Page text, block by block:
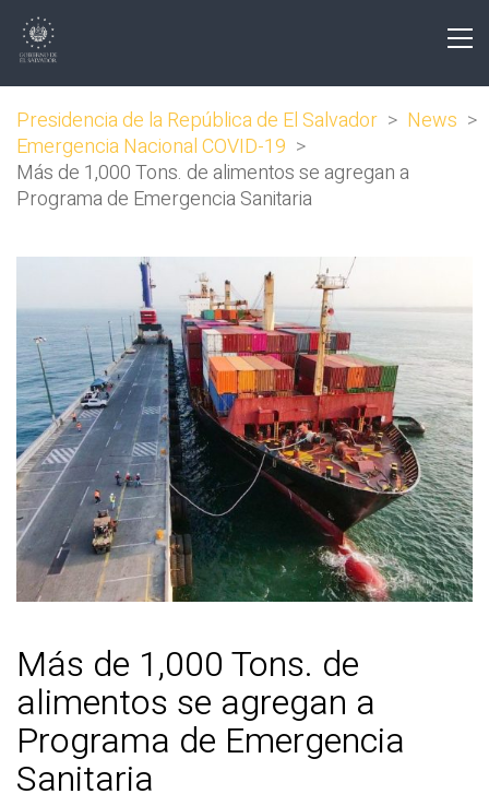
Presidencia de la República de El Salvador > News >
Emergencia Nacional COVID-19 >
Más de 1,000 Tons. de alimentos se agregan a
Programa de Emergencia Sanitaria
Más de 1,000 Tons. de
alimentos se agregan a
Programa de Emergencia
Sanitaria